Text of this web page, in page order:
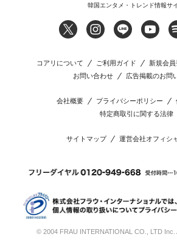
韓国エンタメ・トレンド情報サ
コアリについて ご利用ガイド 新規会
お問い合わせ
広告掲載のお問
会社概要 プライバシーポリシー
特定商取引に関する法律
サイトマップ 運営会社オフィシ
© 2004 FRAU INTERNATIONAL CO., LTD Inc.